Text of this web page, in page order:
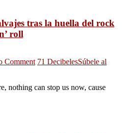
tras la huella del rock
roll
Comment 71 DecibelesSúbele al
nothing can stop us now, cause